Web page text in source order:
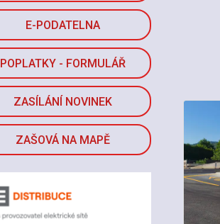
E-PODATELNA
POPLATKY - FORMULÁŘ
ZASÍLÁNÍ NOVINEK
ZAŠOVÁ NA MAPĚ